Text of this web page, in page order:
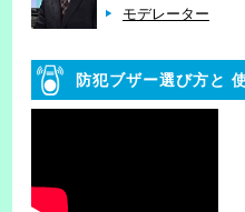
モデレーター
防犯ブザー選び方と